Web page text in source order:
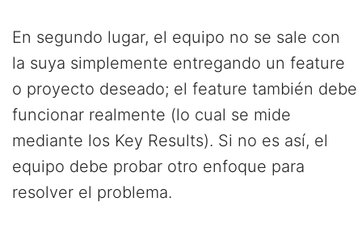
En segundo lugar, el equipo no se sale con
la suya simplemente entregando un feature
o proyecto deseado; el feature también debe
funcionar realmente (lo cual se mide
mediante los Key Results). Si no es así, el
equipo debe probar otro enfoque para
resolver el problema.